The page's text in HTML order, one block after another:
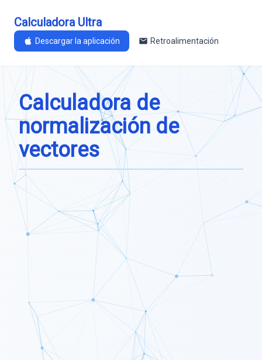
Calculadora Ultra
Descargar la aplicación Retroalimentación
Calculadora de
normalización de
vectores